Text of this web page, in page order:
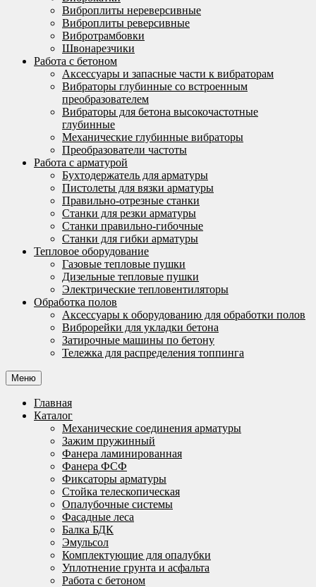
Виброплиты нереверсивные
Виброплиты реверсивные
Вибротрамбовки
Швонарезчики
Работа с бетоном
Аксессуары и запасные части к вибраторам
Вибраторы глубинные со встроенным
преобразователем
Вибраторы для бетона высокочастотные
глубинные
Механические глубинные вибраторы
Преобразователи частоты
Работа с арматурой
Бухтодержатель для арматуры
Пистолеты для вязки арматуры
Правильно-отрезные станки
Станки для резки арматуры
Станки правильно-гибочные
Станки для гибки арматуры
Тепловое оборудование
Газовые тепловые пушки
Дизельные тепловые пушки
Электрические тепловентиляторы
Обработка полов
Аксессуары к оборудованию для обработки полов
Виброрейки для укладки бетона
Затирочные машины по бетону
Тележка для распределения топпинга
Меню
Главная
Каталог
Механические соединения арматуры
Зажим пружинный
Фанера ламинированная
Фанера ФСФ
Фиксаторы арматуры
Стойка телескопическая
Опалубочные системы
Фасадные леса
Балка БДК
Эмульсол
Комплектующие для опалубки
Уплотнение грунта и асфальта
Работа с бетоном